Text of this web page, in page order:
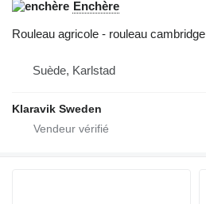
Enchère
Rouleau agricole - rouleau cambridge
Suède, Karlstad
Klaravik Sweden